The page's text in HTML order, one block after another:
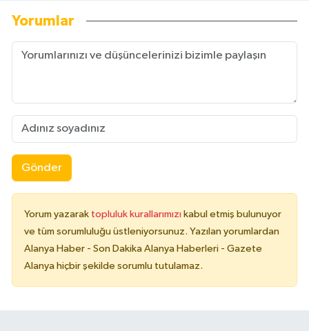
Yorumlar
Gönder
Yorum yazarak topluluk kurallarımızı kabul etmiş bulunuyor
ve tüm sorumluluğu üstleniyorsunuz. Yazılan yorumlardan
Alanya Haber - Son Dakika Alanya Haberleri - Gazete
Alanya hiçbir şekilde sorumlu tutulamaz.